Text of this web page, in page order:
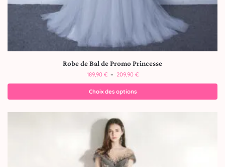
Robe de Bal de Promo Princesse
189,90 € – 209,90 €
Choix des options